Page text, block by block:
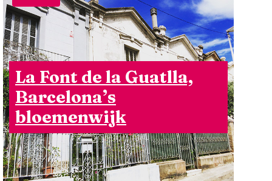
La Font de la Guatlla,
Barcelona’s
bloemenwijk